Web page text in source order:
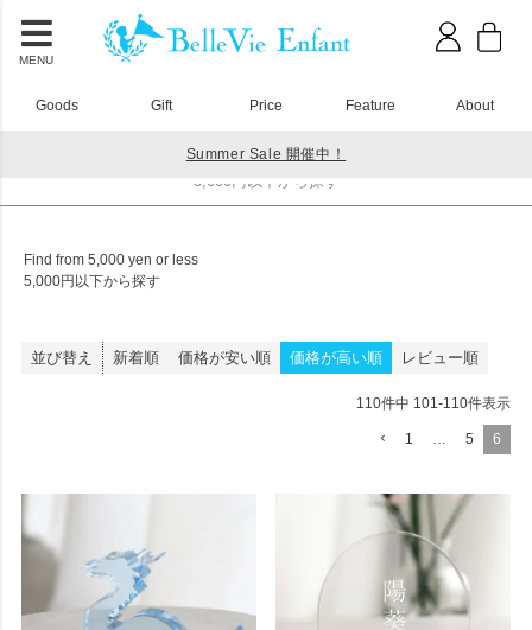
MENU
Goods Gift Price Feature About
Summer Sale 開催中！
5,000円以下から探す
Find from 5,000 yen or less
5,000円以下から探す
並び替え 新着順 価格が安い順 価格が高い順 レビュー順
110件中 101 -110件表示
1 5 6